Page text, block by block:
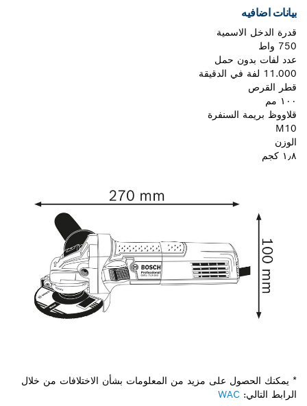
بيانات اضافيه
قدرة الدخل الاسمية
750 واط
عدد لفات بدون حمل
11.000 لفة في الدقيقة
قطر القرص
١٠٠ مم
قلاووظ بريمة السنفرة
M10
الوزن
١٫٨ كجم
* يمكنك الحصول على مزيد من المعلومات بشأن الاختلافات من خلال
الرابط التالي: WAC